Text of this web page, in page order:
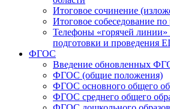
Итоговое сочинение
Итоговое собеседование
Телефоны «горячей линии»
подготовки и проведения
ФГОС
Введение обновленных
ФГОС (общие положения)
ФГОС основного общего
ФГОС среднего общего